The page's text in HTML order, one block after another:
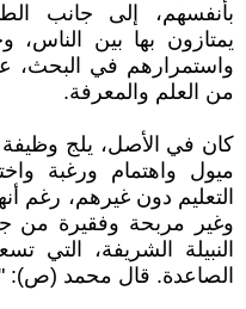
بأنفسهم، إلى جانب
يمتازون بها بين الناس،
واستمرارهم في البحث،
من العلم والمعرفة.
كان في الأصل، يلج وظيفة
ميول واهتمام ورغبة
التعليم دون غيرهم، رغم
وغير مربحة وفقيرة من
النبيلة الشريفة، التي
الصاعدة. قال محمد (ص):